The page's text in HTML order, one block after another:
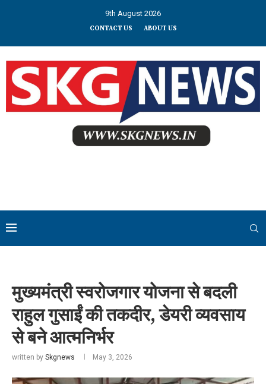
9th August 2026
CONTACT US ABOUT US
मुख्यमंत्री स्वरोजगार योजना से बदली
राहुल गुसाईं की तकदीर, डेयरी व्यवसाय
से बने आत्मनिर्भर
written by Skgnews May 3, 2026